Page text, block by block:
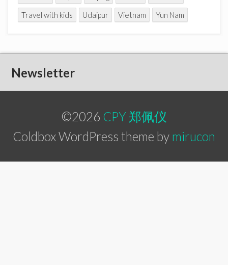
Travel with kids
Udaipur Vietnam Yun Nam
Newsletter
©2026 CPY 郑佩仪
Coldbox WordPress theme by mirucon